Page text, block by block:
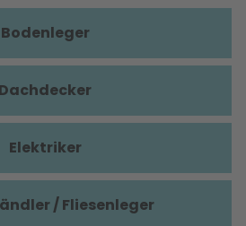
Bodenleger
Dachdecker
Elektriker
/ Fliesenleger